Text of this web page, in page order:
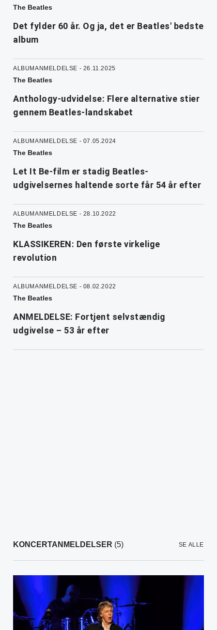
The Beatles
Det fylder 60 år. Og ja, det er Beatles' bedste
album
ALBUMANMELDELSE - 26.11.2025
The Beatles
Anthology-udvidelse: Flere alternative stier
gennem Beatles-landskabet
ALBUMANMELDELSE - 07.05.2024
The Beatles
Let It Be-film er stadig Beatles-
udgivelsernes haltende sorte får 54 år efter
ALBUMANMELDELSE - 28.10.2022
The Beatles
KLASSIKEREN: Den første virkelige
revolution
ALBUMANMELDELSE - 08.02.2022
The Beatles
ANMELDELSE: Fortjent selvstændig
udgivelse – 53 år efter
KONCERTANMELDELSER (5) SE ALLE